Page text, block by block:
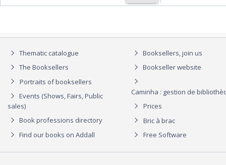
Thematic catalogue
The Booksellers
Portraits of booksellers
Events (Shows, Fairs, Public
sales)
Book professions directory
Find our books on Addall
Booksellers, join us
Bookseller website
Caminha : gestion de
Prices
Bric à brac
Free Software